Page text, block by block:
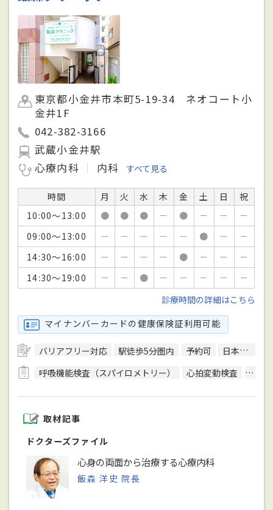
東京都小金井市本町5-19-34 ネオコート小
金井1F
042-382-3166
武蔵小金井駅
心療内科
内科 すべて見る
時間 月 火 水 木 金 土 日
祝
10:00～13:00
● ● ● － ● － －
－
09:00～13:00
－ － － － － ● －
－
14:30～16:00
－ － － － ● － －
－
14:30～19:00
－ － ● － － － －
－
診療時間の詳細はこちら
マイナンバーカードの健康保険証利用可能
バリアフリー対応 駅徒歩5分圏内 予約可
日本心療内科学会心療内科専門医
呼吸機能検査（スパイロメトリー）
心拍変動検査 心理
取材記事
ドクターズファイル
心身の両面から治療する心療内科
飯森 洋史 院長